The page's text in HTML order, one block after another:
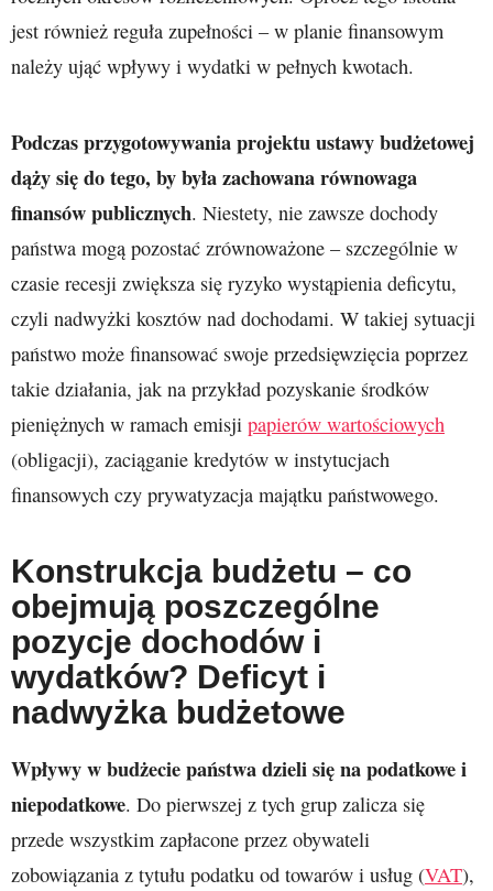
jest również reguła zupełności – w planie finansowym
należy ująć wpływy i wydatki w pełnych kwotach.
Podczas przygotowywania projektu ustawy budżetowej
dąży się do tego, by była zachowana równowaga
finansów publicznych. Niestety, nie zawsze dochody
państwa mogą pozostać zrównoważone – szczególnie w
czasie recesji zwiększa się ryzyko wystąpienia deficytu,
czyli nadwyżki kosztów nad dochodami. W takiej sytuacji
państwo może finansować swoje przedsięwzięcia poprzez
takie działania, jak na przykład pozyskanie środków
pieniężnych w ramach emisji papierów wartościowych
(obligacji), zaciąganie kredytów w instytucjach
finansowych czy prywatyzacja majątku państwowego.
Konstrukcja budżetu – co
obejmują poszczególne
pozycje dochodów i
wydatków? Deficyt i
nadwyżka budżetowe
Wpływy w budżecie państwa dzieli się na podatkowe i
niepodatkowe. Do pierwszej z tych grup zalicza się
przede wszystkim zapłacone przez obywateli
zobowiązania z tytułu podatku od towarów i usług (VAT),